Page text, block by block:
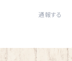
通報する